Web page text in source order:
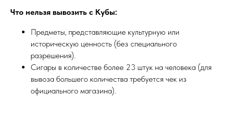
Что нельзя вывозить с Кубы:
Предметы, представляющие культурную или
историческую ценность (без специального
разрешения).
Сигары в количестве более 23 штук на человека (для
вывоза большего количества требуется чек из
официального магазина).